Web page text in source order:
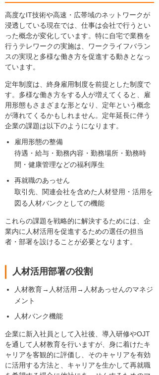
高度なIT技術や高速・広帯域のネットワークが
浸透している現在では、仕事は会社で行うとい
った概念が変化しています。特に自宅で業務を
行うテレワークの実施は、ワークライフバラン
スの実現と多様な働き方を促進する動きとなっ
ています。
定年制度は、終身雇用制度を前提とした制度で
す。多様な働き方をする人が増えてくると、雇
用形態もさまざまな形となり、定年という概念
が薄れてくるかもしれません。定年延長に伴う
企業の課題は以下のようになります。
雇用形態の整備
待遇・給与・勤務内容・勤務場所・勤務時
間・健康管理などの福利厚生
再就職のあっせん
取引先、関連会社を含めた人材登用・活用を
図る人材バンクとしての機能
これらの課題を戦略的に解決するためには、企
業内に人材活用を促進するための選任の担当
者・部署を設けることが必要となります。
人材活用部署の役割
人材教育→人材活用→人材あっせんのマネジ
メント
人材バンク機能
企業に新入社員として入社後、導入研修やOJT
を通して人材教育を行いますが、身に着けたキ
ャリアを客観的に評価し、そのキャリアを有効
に活用する方法と、キャリアを生かして再就職